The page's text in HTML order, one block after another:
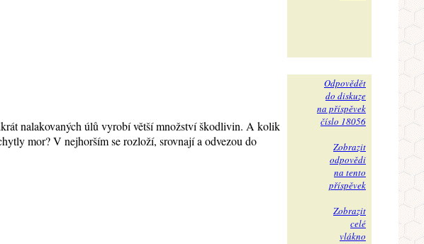
nalakovaných úlů vyrobí větší množství škodlivin. A kolik
mor? V nejhorším se rozloží, srovnají a odvezou do
Odpovědět
do diskuze
na příspěvek
číslo 18056
Zobrazit
odpovědi
na tento
příspěvek
Zobrazit
celé
vlákno